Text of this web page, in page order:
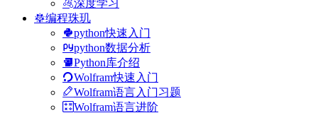
深度学习
编程珠玑
python快速入门
python数据分析
Python库介绍
Wolfram快速入门
Wolfram语言入门习题
Wolfram语言进阶